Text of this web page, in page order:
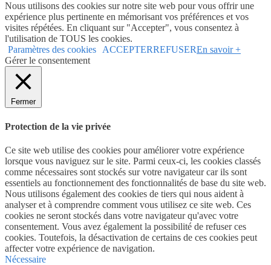
Nous utilisons des cookies sur notre site web pour vous offrir une
expérience plus pertinente en mémorisant vos préférences et vos
visites répétées. En cliquant sur "Accepter", vous consentez à
l'utilisation de TOUS les cookies.
Paramètres des cookies ACCEPTERREFUSEREn savoir +
Gérer le consentement
Fermer
Protection de la vie privée
Ce site web utilise des cookies pour améliorer votre expérience
lorsque vous naviguez sur le site. Parmi ceux-ci, les cookies classés
comme nécessaires sont stockés sur votre navigateur car ils sont
essentiels au fonctionnement des fonctionnalités de base du site web.
Nous utilisons également des cookies de tiers qui nous aident à
analyser et à comprendre comment vous utilisez ce site web. Ces
cookies ne seront stockés dans votre navigateur qu'avec votre
consentement. Vous avez également la possibilité de refuser ces
cookies. Toutefois, la désactivation de certains de ces cookies peut
affecter votre expérience de navigation.
Nécessaire